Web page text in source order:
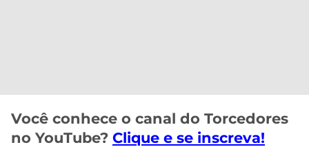
ATLÉTICO
MG
Você conhece o canal do Torcedores
no YouTube? Clique e se inscreva!